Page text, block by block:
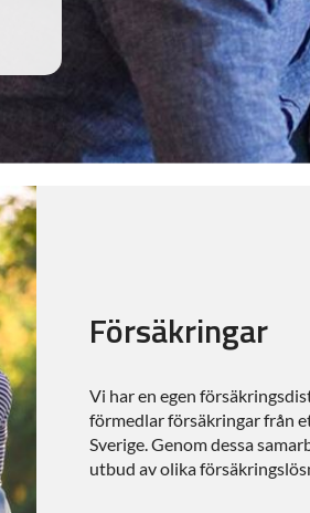
Försäkringar
Vi har en egen
förmedlar försäkringar från
Sverige. Genom dessa
utbud av olika